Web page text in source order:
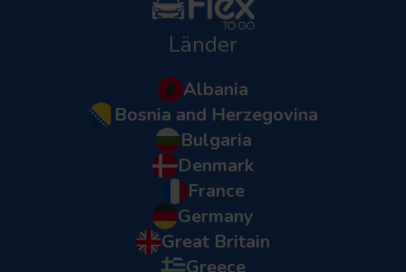
Länder
Albania
Bosnia and Herzegovina
Bulgaria
Denmark
France
Germany
Great Britain
Greece